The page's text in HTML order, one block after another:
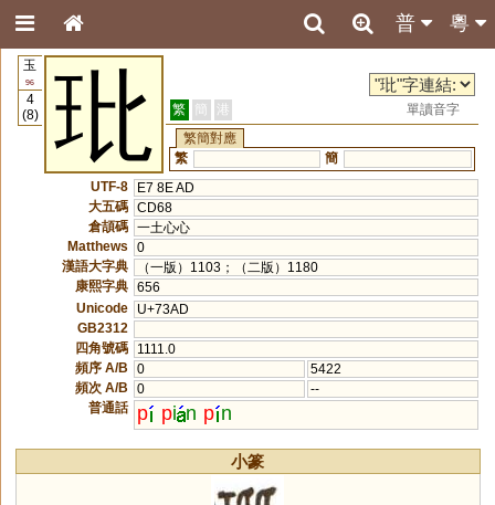
粵
普
玉
96
4
(8)
玭 繁 簡 港
單讀音字
繁簡對應
繁
簡
UTF-8
E7 8E AD
大五碼 CD68
倉頡碼 一土心心
Matthews
0
漢語大字典
（一版）1103；（二版）1180
康熙字典 656
Unicode
U+73AD
GB2312
四角號碼
1111.0
頻序 A/B
0
5422
頻次 A/B
0
--
普通話
p pi n p n
小篆